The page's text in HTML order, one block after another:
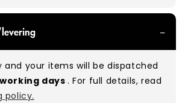
that are in great condition
signs of wear. While they are
free of significant defects
shape overall.
and your items will be dispatched
working days. For full details, read
policy.